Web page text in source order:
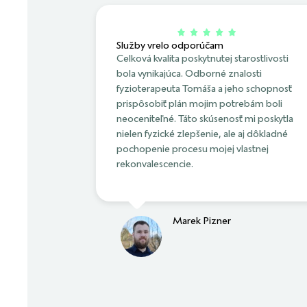
Služby vrelo odporúčam
Celková kvalita poskytnutej starostlivosti
bola vynikajúca. Odborné znalosti
fyzioterapeuta Tomáša a jeho schopnosť
prispôsobiť plán mojim potrebám boli
neoceniteľné. Táto skúsenosť mi poskytla
nielen fyzické zlepšenie, ale aj dôkladné
pochopenie procesu mojej vlastnej
rekonvalescencie.
Marek Pizner